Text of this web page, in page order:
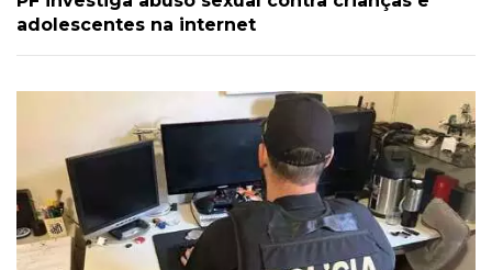
adolescentes na internet